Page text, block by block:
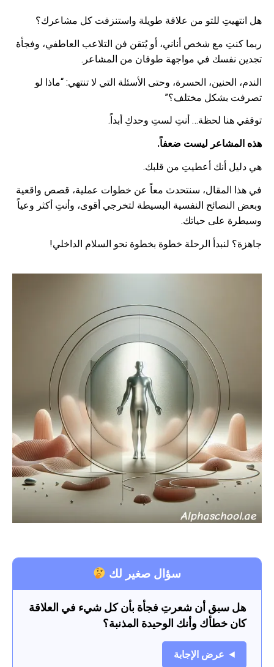
هل انتهيتِ للتو من علاقة طويلة واستنزفت كل مشاعرك؟
ربما كنتِ مع شخص أناني، أو يُتقن فن التلاعب العاطفي، وفجأة
تجدين نفسك في مواجهة طوفان من المشاعر.
الندم، الحنين، الحسرة، وحتى الأسئلة التي لا تنتهي: “ماذا لو
تصرفت بشكل مختلف؟”
توقفي هنا لحظة… أنتِ لستِ وحدكِ أبداً.
هذه المشاعر ليست ضعفاً.
هي دليل أنك أعطيتِ من قلبك.
في هذا المقال، سنتحدث معاً عن خطوات عملية، قصص واقعية
وبعض النصائح النفسية البسيطة لتخرجي أقوى، وأنتِ أكثر وعياً
وسيطرة على حياتك.
جاهزة؟ لنبدأ الرحلة خطوة بخطوة نحو السلام الداخلي!
سؤال صغير لك
هل سبق أن شعرتِ فجأة بأن كل شيء في العلاقة
كان خطأك وأنك الوحيدة المذنبة؟
عرض الإجابة